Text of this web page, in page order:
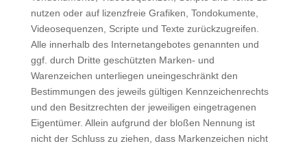
nutzen oder auf lizenzfreie Grafiken, Tondokumente,
Videosequenzen, Scripte und Texte zurückzugreifen.
Alle innerhalb des Internetangebotes genannten und
ggf. durch Dritte geschützten Marken- und
Warenzeichen unterliegen uneingeschränkt den
Bestimmungen des jeweils gültigen Kennzeichenrechts
und den Besitzrechten der jeweiligen eingetragenen
Eigentümer. Allein aufgrund der bloßen Nennung ist
nicht der Schluss zu ziehen, dass Markenzeichen nicht